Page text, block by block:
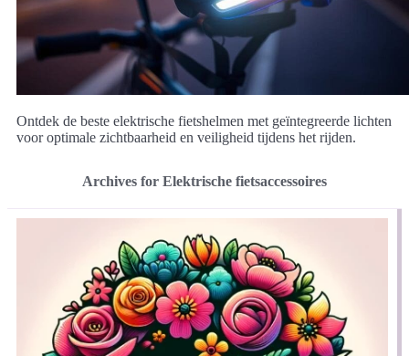
Ontdek de beste elektrische fietshelmen met geïntegreerde lichten
voor optimale zichtbaarheid en veiligheid tijdens het rijden.
Archives for Elektrische fietsaccessoires